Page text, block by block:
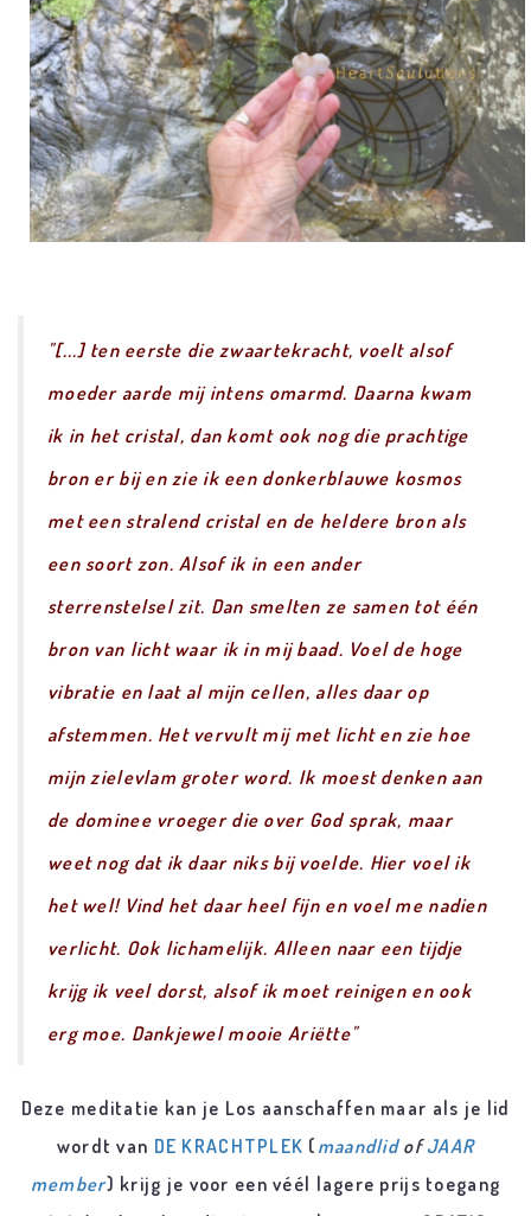
"[...] ten eerste die zwaartekracht, voelt alsof
moeder aarde mij intens omarmd. Daarna kwam
ik in het cristal, dan komt ook nog die prachtige
bron er bij en zie ik een donkerblauwe kosmos
met een stralend cristal en de heldere bron als
een soort zon. Alsof ik in een ander
sterrenstelsel zit. Dan smelten ze samen tot één
bron van licht waar ik in mij baad. Voel de hoge
vibratie en laat al mijn cellen, alles daar op
afstemmen. Het vervult mij met licht en zie hoe
mijn zielevlam groter word. Ik moest denken aan
de dominee vroeger die over God sprak, maar
weet nog dat ik daar niks bij voelde. Hier voel ik
het wel! Vind het daar heel fijn en voel me nadien
verlicht. Ook lichamelijk. Alleen naar een tijdje
krijg ik veel dorst, alsof ik moet reinigen en ook
erg moe. Dankjewel mooie Ariëtte"
Deze meditatie kan je Los aanschaffen maar als je lid
wordt van DE KRACHTPLEK ( maandlidofJAAR
member) krijg je voor een véél lagere prijs toegang